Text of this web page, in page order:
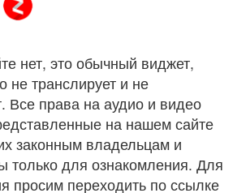
нет, это обычный виджет,
не транслирует и не
Все права на аудио и видео
на нашем сайте
законным владельцам и
только для ознакомления. Для
просим переходить по ссылке